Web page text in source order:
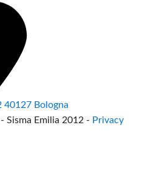
40127 Bologna
Emilia 2012 - Privacy